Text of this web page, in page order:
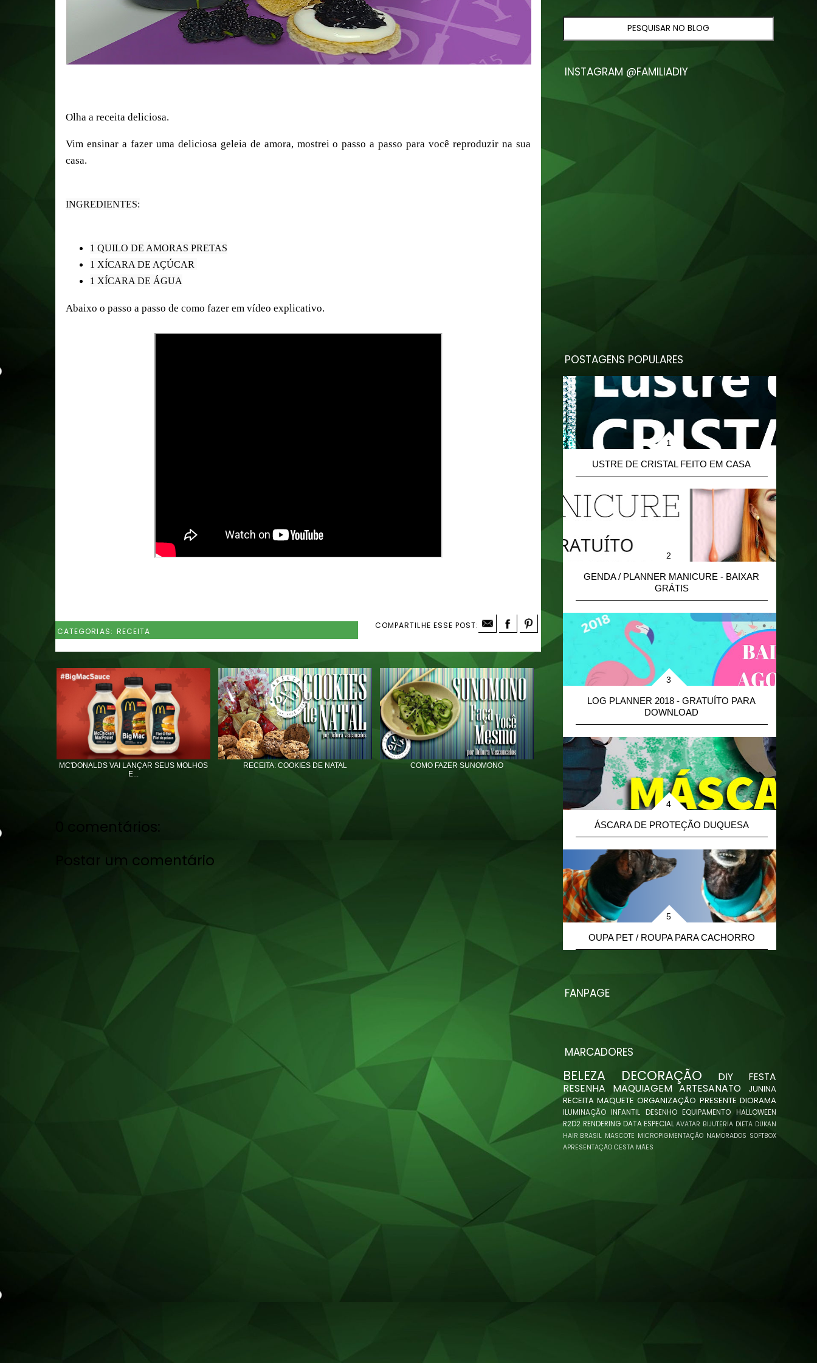
Olha a receita deliciosa.
Vim ensinar a fazer uma deliciosa geleia de amora, mostrei o passo a passo para você reproduzir na sua
casa.
INGREDIENTES:
1 QUILO DE AMORAS PRETAS
1 XÍCARA DE AÇÚCAR
1 XÍCARA DE ÁGUA
Abaixo o passo a passo de como fazer em vídeo explicativo.
COMPARTILHE ESSE POST:
CATEGORIAS: RECEITA
MC'DONALDS VAI LANÇAR SEUS MOLHOS
E...
RECEITA: COOKIES DE NATAL COMO FAZER SUNOMONO
0 comentários:
Postar um comentário
INSTAGRAM @FAMILIADIY
POSTAGENS POPULARES
USTRE DE CRISTAL FEITO EM CASA
A
GENDA / PLANNER MANICURE - BAIXAR
GRÁTIS
LOG PLANNER 2018 - GRATUÍTO PARA
DOWNLOAD
ÁSCARA DE PROTEÇÃO DUQUESA
R
OUPA PET / ROUPA PARA CACHORRO
FANPAGE
MARCADORES
BELEZA DECORAÇÃO DIY
FESTA
RESENHA
MAQUIAGEM ARTESANATO
JUNINA
RECEITA MAQUETE ORGANIZAÇÃO PRESENTE DIORAMA
ILUMINAÇÃO INFANTIL DESENHO EQUIPAMENTO HALLOWEEN
R2D2 RENDERING DATA ESPECIAL AVATAR BIJUTERIA DIETA DUKAN
HAIR BRASIL MASCOTE MICROPIGMENTAÇÃO NAMORADOS SOFTBOX
APRESENTAÇÃO CESTA MÃES